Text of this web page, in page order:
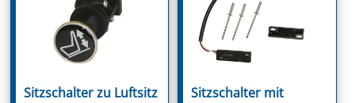
Sitzschalter zu Luftsitz
Sitzschalter mit